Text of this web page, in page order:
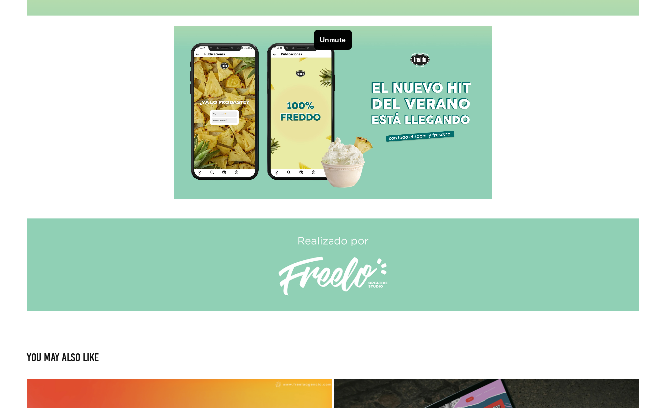
You may also like